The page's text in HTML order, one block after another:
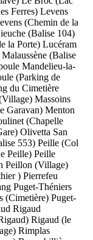
Ferres) Levens
(Chemin de la
(Balise 104)
la Porte) Lucéram
Malaussène (Balise
Mandelieu-la-
(Parking de
du Cimetière
Massoins
Garavan) Menton
(Chapelle
Olivetta San
553) Peille (Col
Peille) Peille
Peillon (Village)
) Pierrefeu
Puget-Théniers
(Cimetière) Puget-
Rigaud
Rigaud (le
Rimplas